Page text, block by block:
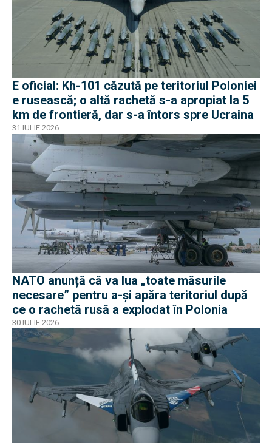
E oficial: Kh-101 căzută pe teritoriul Poloniei
e rusească; o altă rachetă s-a apropiat la 5
km de frontieră, dar s-a întors spre Ucraina
31 IULIE 2026
NATO anunță că va lua „toate măsurile
necesare” pentru a-și apăra teritoriul după
ce o rachetă rusă a explodat în Polonia
30 IULIE 2026